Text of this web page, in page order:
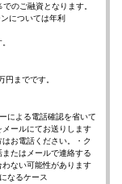
でのご融資となります。
については年利
円までです。
による電話確認を省いて
ールにてお送りします
お電話ください。
・ ク
たはメールで連絡する
ない可能性があります
なるケース